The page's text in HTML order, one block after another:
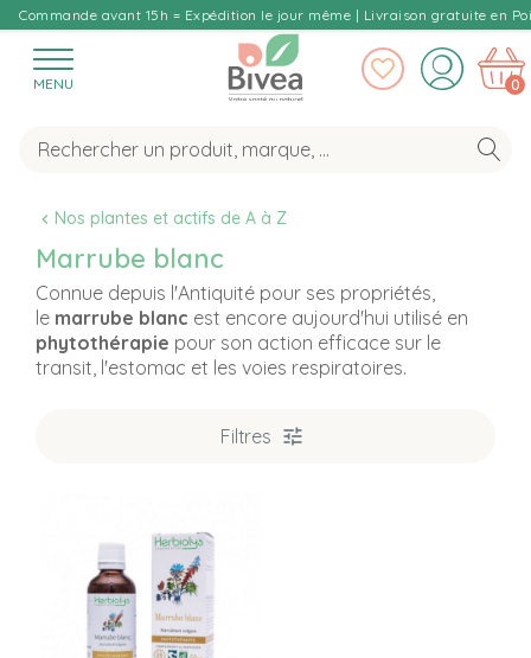
Commande avant 15h = Expédition le jour même | Livraison gratuite en
MENU 0
Nos plantes et actifs de A à Z
Marrube blanc
Connue depuis l'Antiquité pour ses propriétés,
le marrube blanc est encore aujourd'hui utilisé en
phytothérapie pour son action efficace sur le
transit, l'estomac et les voies respiratoires.
Filtres